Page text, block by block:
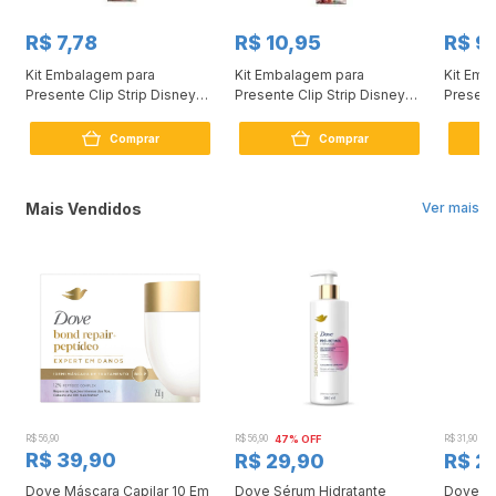
R$ 7,78
Kit Embalagem para
Presente Clip Strip Disney
Comprar
R$ 10,95
Kit Embalagem para
Presente Clip Strip Disney
Comprar
R$
Kit
Ver mais
Mais Vendidos
R$ 56,90
R$ 39,90
Dove Máscara Capilar 10 Em
R$ 56,90 47% OFF
R$ 29,90
Dove Sérum Hidratante
R$ 31,90
R$
Dove